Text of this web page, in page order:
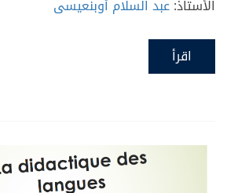
الأستاذ:عبد السلام أوبنعيسى
اقرأ